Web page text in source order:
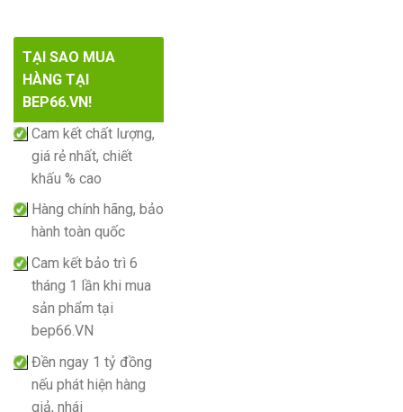
TẠI SAO MUA
HÀNG TẠI
BEP66.VN!
Cam kết chất lượng,
giá rẻ nhất, chiết
khấu % cao
Hàng chính hãng, bảo
hành toàn quốc
Cam kết bảo trì 6
tháng 1 lần khi mua
sản phẩm tại
bep66.VN
Đền ngay 1 tỷ đồng
nếu phát hiện hàng
giả, nhái